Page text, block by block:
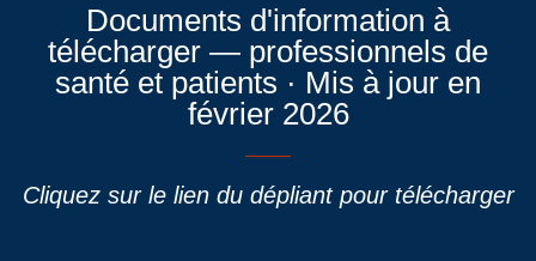
Documents d'information à
télécharger — professionnels de
santé et patients · Mis à jour en
février 2026
Cliquez sur le lien du dépliant pour télécharger